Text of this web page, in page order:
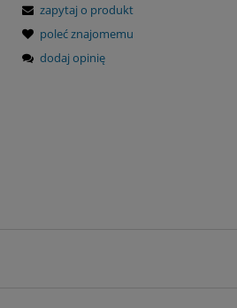
zapytaj o produkt
poleć znajomemu
dodaj opinię